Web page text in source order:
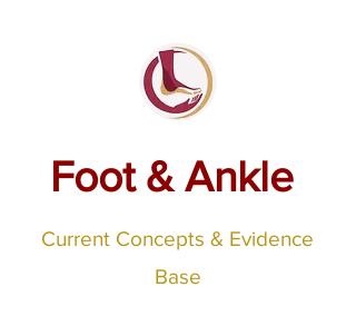
Foot & Ankle
Current Concepts & Evidence
Base